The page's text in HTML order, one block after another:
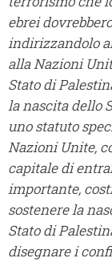
ebrei
indirizzandolo
alla Nazioni
Stato di
la nascita dello
uno statuto
Nazioni Unite,
capitale di
importante,
sostenere la
Stato di
disegnare i